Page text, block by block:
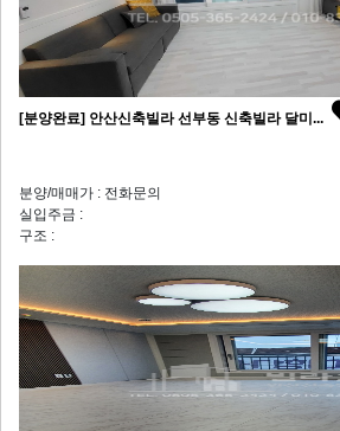
[분양완료] 안산신축빌라 선부동 신축빌라 달미...
분양/매매가 : 전화문의
실입주금 :
구조 :